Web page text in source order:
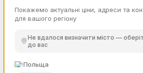
Покажемо актуальні ціни, адреси та
для вашого регіону
Не вдалося визначити місто —
до вас
Польща